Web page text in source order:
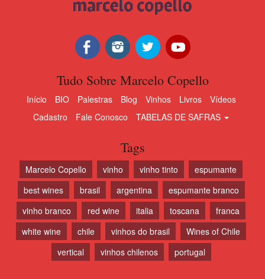
Tudo Sobre Marcelo Copello
Início BIO Palestras Blog Vinhos Livros
Vídeos
Cadastro
Fale Conosco TABELAS DE SAFRAS
Tags
Marcelo Copello vinho vinho tinto
espumante
best wines
brasil argentina
espumante branco
vinho branco
red wine italia toscana
franca
white wine
chile vinhos do brasil
Wines of Chile
vertical
vinhos chilenos portugal